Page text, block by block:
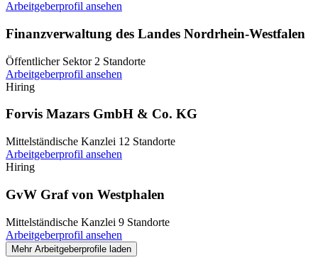
Arbeitgeberprofil ansehen
Finanzverwaltung des Landes Nordrhein-Westfalen
Öffentlicher Sektor 2 Standorte
Arbeitgeberprofil ansehen
Hiring
Forvis Mazars GmbH & Co. KG
Mittelständische Kanzlei 12 Standorte
Arbeitgeberprofil ansehen
Hiring
GvW Graf von Westphalen
Mittelständische Kanzlei 9 Standorte
Arbeitgeberprofil ansehen
Mehr Arbeitgeberprofile laden